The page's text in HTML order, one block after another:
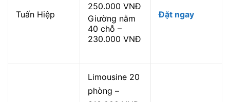
Tuấn Hiệp
250.000 VNĐ
Giường nằm
40 chỗ –
230.000 VNĐ
Đặt ngay
Limousine 20
phòng –